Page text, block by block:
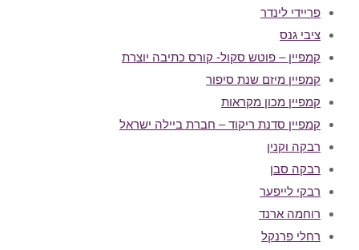
פריידי לינדר
ציבי גנס
קמפיין – פוטש סקול- קורס כתיבה יוצרת
קמפיין מיזם שנת סיפור
קמפיין מכון מקראות
קמפיין סדנת ריקוד – חברת ביילה ישראל
רבקה וקנין
רבקה סבן
רבקי לייפער
רוחמה ארנד
רחלי פרנקל